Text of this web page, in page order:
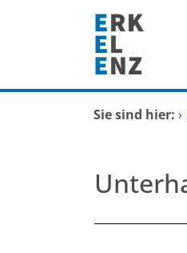
Zum Hauptinhalt springen
FAQ
Sie sind hier: ›